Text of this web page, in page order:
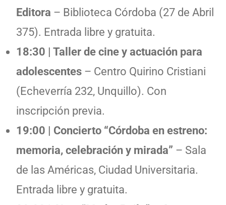
Editora – Biblioteca Córdoba (27 de Abril
375). Entrada libre y gratuita.
18:30 | Taller de cine y actuación para
adolescentes – Centro Quirino Cristiani
(Echeverría 232, Unquillo). Con
inscripción previa.
19:00 | Concierto “Córdoba en estreno:
memoria, celebración y mirada” – Sala
de las Américas, Ciudad Universitaria.
Entrada libre y gratuita.